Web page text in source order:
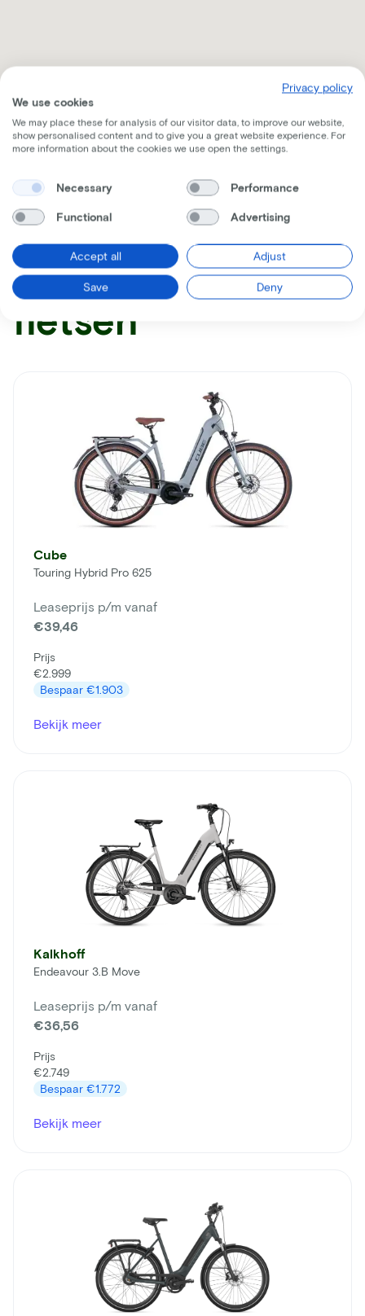
Ontvang alle nodige informatie per mail
Vergelijkbare
fietsen
Cube
Touring Hybrid Pro 625
Leaseprijs p/m vanaf
€39,46
Prijs
€2.999
Bespaar €1.903
Bekijk meer
Kalkhoff
Endeavour 3.B Move
Leaseprijs p/m vanaf
€36,56
Prijs
€2.749
Bespaar €1.772
Bekijk meer
Privacy policy
We use cookies
We may place these for analysis of our visitor data, to improve our website,
show personalised content and to give you a great website experience. For
more information about the cookies we use open the settings.
Necessary Performance
Functional Advertising
Accept all Adjust
Save Deny